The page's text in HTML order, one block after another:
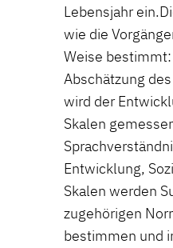
Lebensjahr
wie die
Weise
Abschätzung
wird der
Skalen
Entwicklung,
Skalen werden
zugehörigen
bestimmen und